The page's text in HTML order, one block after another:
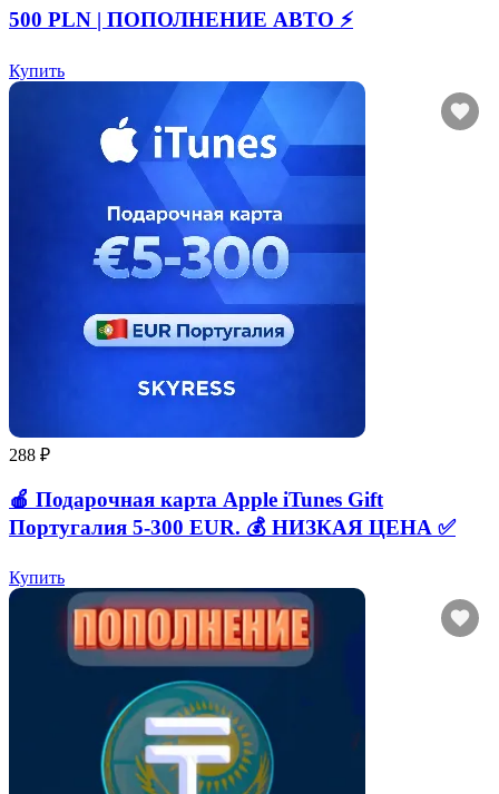
500 PLN | ПОПОЛНЕНИЕ АВТО ⚡
Купить
288 ₽
🍎 Подарочная карта Apple iTunes Gift
Португалия 5-300 EUR. 💰 НИЗКАЯ ЦЕНА ✅
Купить